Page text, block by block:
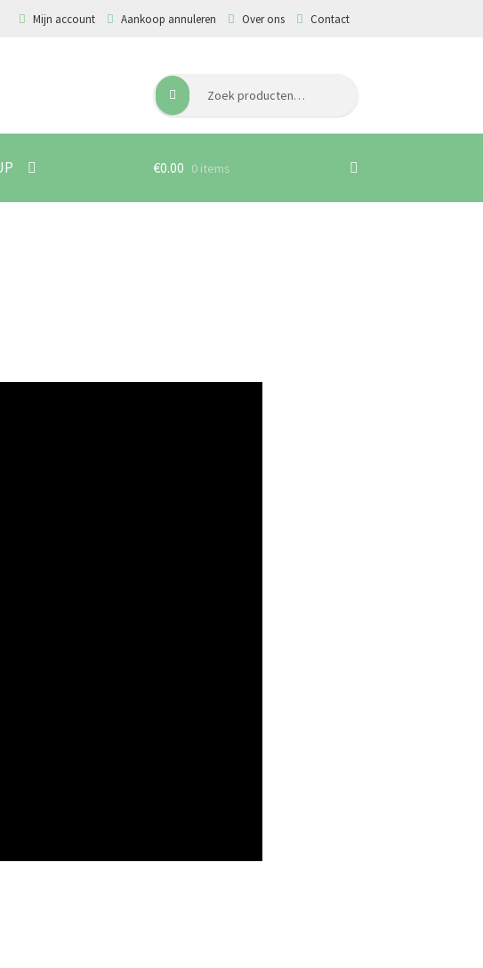
Mijn account Aankoop annuleren Over ons Contact
Zoeken
naar:
Zoeken
€0.00 0 items